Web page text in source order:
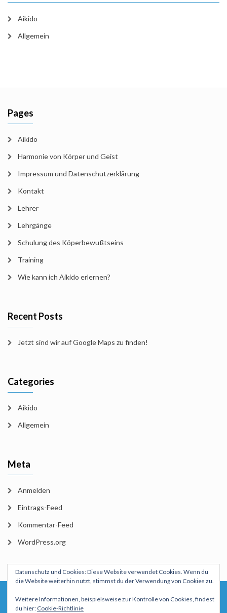
Aikido
Allgemein
Datenschutz und Cookies: Diese Website verwendet Cookies. Wenn du
die Website weiterhin nutzt, stimmst du der Verwendung von Cookies zu.
Weitere Informationen, beispielsweise zur Kontrolle von Cookies, findest
du hier: Cookie-Richtlinie
Pages
Aikido
Harmonie von Körper und Geist
Impressum und Datenschutzerklärung
Kontakt
Lehrer
Lehrgänge
Schulung des Köperbewußtseins
Training
Wie kann ich Aikido erlernen?
Recent Posts
Jetzt sind wir auf Google Maps zu finden!
Categories
Aikido
Allgemein
Meta
Anmelden
Eintrags-Feed
Kommentar-Feed
WordPress.org
Startseite Aikido Lehrgänge Trainingsplan
Lehrer
Kontakt
Impressum und Datenschutzerklärung